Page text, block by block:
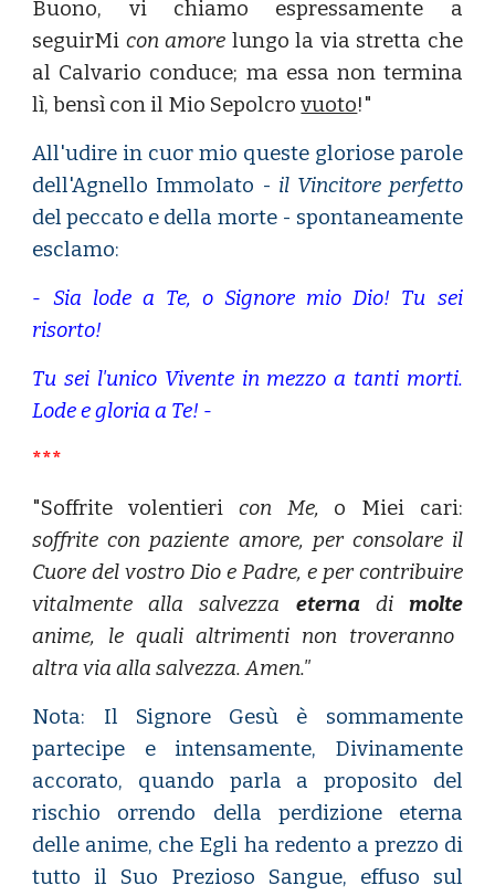
Buono, vi chiamo espressamente a
seguirMi con amore lungo la via stretta che
al Calvario conduce; ma essa non termina
lì, bensì con il Mio Sepolcrovuoto!"
All'udire in cuor mio queste gloriose parole
dell'Agnello Immolato - il Vincitore perfetto
del peccato e della morte - spontaneamente
esclamo:
- Sia lode a Te, o Signore mio Dio! Tu sei
risorto!
Tu sei l'unico Vivente in mezzo a tanti morti.
Lode e gloria a Te! -
***
"Soffrite volentieri con Me, o Miei cari:
soffrite con paziente amore, per consolare il
Cuore del vostro Dio e Padre, e per contribuire
vitalmente alla salvezza eternadi molte
anime, le quali altrimenti non troveranno
altra via alla salvezza. Amen."
Nota: Il Signore Gesù è sommamente
partecipe e intensamente, Divinamente
accorato, quando parla a proposito del
rischio orrendo della perdizione eterna
delle anime, che Egli ha redento a prezzo di
tutto il Suo Prezioso Sangue, effuso sul